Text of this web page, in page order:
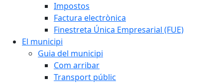
Impostos
Factura electrònica
Finestreta Única Empresarial (FUE)
El municipi
Guia del municipi
Com arribar
Transport públic